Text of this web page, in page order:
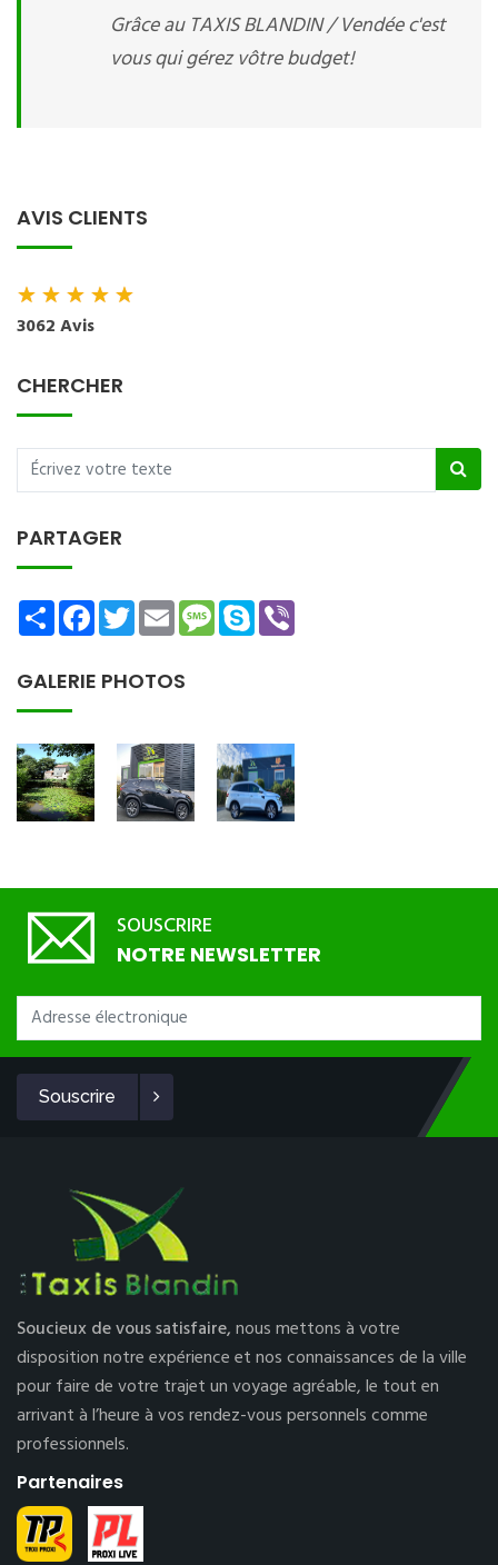
Grâce au TAXIS BLANDIN / Vendée c'est
vous qui gérez vôtre budget!
AVIS CLIENTS
★★★★★
3062 Avis
CHERCHER
PARTAGER
ShareFacebookTwitterEmailMessage
Skype
GALERIE PHOTOS
SOUSCRIRE
NOTRE NEWSLETTER
Souscrire
Soucieux de vous satisfaire,nous mettons à votre
disposition notre expérience et nos connaissances de la ville
pour faire de votre trajet un voyage agréable, le tout en
arrivant à l’heure à vos rendez-vous personnels comme
professionnels.
Partenaires